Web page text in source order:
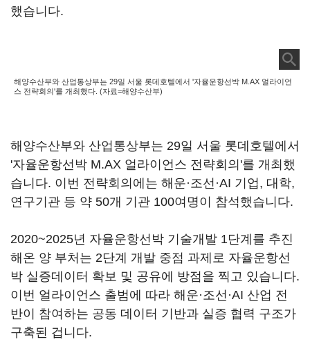
했습니다.
해양수산부와 산업통상부는 29일 서울 롯데호텔에서 '자율운항선박 M.AX 얼라이언
스 전략회의'를 개최했다. (자료=해양수산부)
해양수산부와 산업통상부는 29일 서울 롯데호텔에서
'자율운항선박 M.AX 얼라이언스 전략회의'를 개최했
습니다. 이번 전략회의에는 해운·조선·AI 기업, 대학,
연구기관 등 약 50개 기관 100여명이 참석했습니다.
2020~2025년 자율운항선박 기술개발 1단계를 추진
해온 양 부처는 2단계 개발 중점 과제로 자율운항선
박 실증데이터 확보 및 공유에 방점을 찍고 있습니다.
이번 얼라이언스 출범에 따라 해운·조선·AI 산업 전
반이 참여하는 공동 데이터 기반과 실증 협력 구조가
구축된 겁니다.